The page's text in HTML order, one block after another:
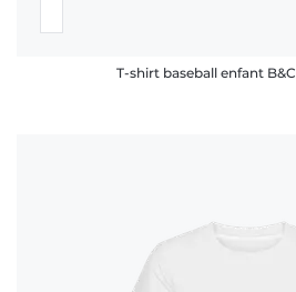
T-shirt baseball enfant B&C